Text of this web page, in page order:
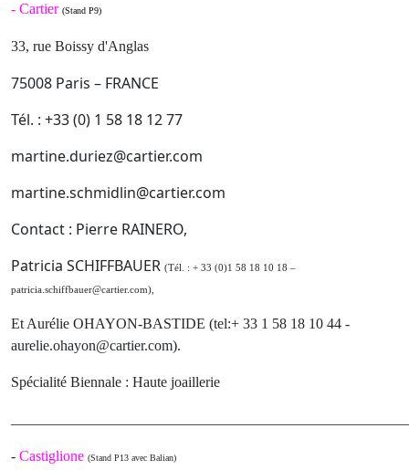
- Cartier (Stand P9)
33, rue Boissy d'Anglas
75008 Paris – FRANCE
Tél. : +33 (0) 1 58 18 12 77
martine.duriez@cartier.com
martine.schmidlin@cartier.com
Contact : Pierre RAINERO,
Patricia SCHIFFBAUER (Tél. : + 33 (0)1 58 18 10 18 –
patricia.schiffbauer@cartier.com),
Et Aurélie OHAYON-BASTIDE (tel:+ 33 1 58 18 10 44 -
aurelie.ohayon@cartier.com).
Spécialité Biennale : Haute joaillerie
- Castiglione (Stand P13 avec Balian)